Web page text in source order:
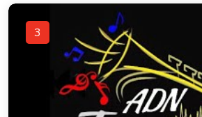
3